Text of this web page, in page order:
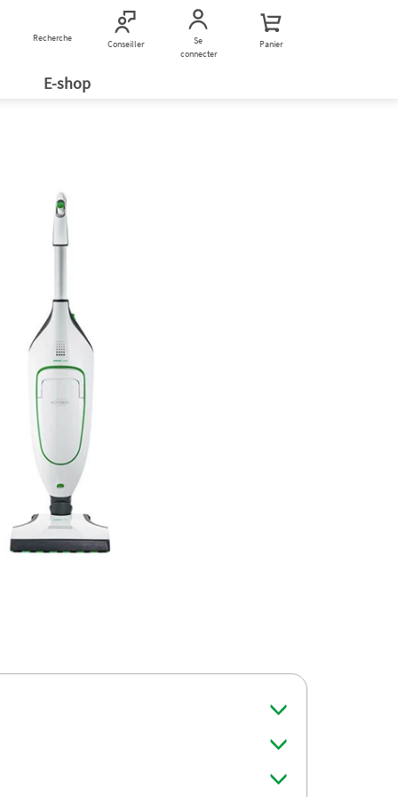
Recherche Conseiller
Se
connecter
Panier
Nous contacter
E-shop